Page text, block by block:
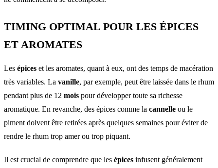
TIMING OPTIMAL POUR LES ÉPICES
ET AROMATES
Les épices et les aromates, quant à eux, ont des temps de macération
très variables. La vanille, par exemple, peut être laissée dans le rhum
pendant plus de 12 mois pour développer toute sa richesse
aromatique. En revanche, des épices comme la cannelle ou le
piment doivent être retirées après quelques semaines pour éviter de
rendre le rhum trop amer ou trop piquant.
Il est crucial de comprendre que les épices infusent généralement